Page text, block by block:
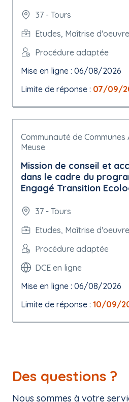
37 - Tours
Etudes, Maîtrise
Procédure adaptée
Mise en ligne : 06/08/2026
Limite de réponse : 07/09/
Communauté de Communes
Meuse
Mission de conseil et
dans le cadre du
Engagé Transition
37 - Tours
Etudes, Maîtrise
Procédure adaptée
DCE en ligne
Mise en ligne : 06/08/2026
Limite de réponse : 10/09/
Des questions ?
Nous sommes à votre